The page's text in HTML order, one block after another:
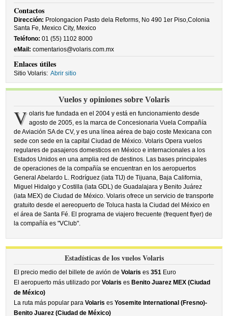
Contactos
Dirección: Prolongacion Pasto dela Reforms, No 490 1er Piso,Colonia
Santa Fe, Mexico City, Mexico
Teléfono: 01 (55) 1102 8000
eMail: comentarios@volaris.com.mx
Enlaces útiles
Sitio Volaris: Abrir sitio
Vuelos y opiniones sobre Volaris
V olaris fue fundada en el 2004 y está en funcionamiento desde
agosto de 2005, es la marca de Concesionaria Vuela Compañía
de Aviación SA de CV, y es una línea aérea de bajo coste Mexicana con
sede con sede en la capital Ciudad de México. Volaris Opera vuelos
regulares de pasajeros domesticos en México e internacionales a los
Estados Unidos en una amplia red de destinos. Las bases principales
de operaciones de la compañía se encuentran en los aeropuertos
General Abelardo L. Rodríguez (iata TIJ) de Tijuana, Baja California,
Miguel Hidalgo y Costilla (iata GDL) de Guadalajara y Benito Juárez
(iata MEX) de Ciudad de México. Volaris ofrece un servicio de transporte
gratuito desde el aereopuerto de Toluca hasta la Ciudad del México en
el área de Santa Fé. El programa de viajero frecuente (frequent flyer) de
la compañía es "VClub".
Estadísticas de los vuelos Volaris
El precio medio del billete de avión deVolaris es351 Euro
El aeropuerto más utilizado porVolaris es Benito Juarez MEX (Ciudad
de México)
La ruta más popular paraVolaris esYosemite International (Fresno)-
Benito Juarez (Ciudad de México)